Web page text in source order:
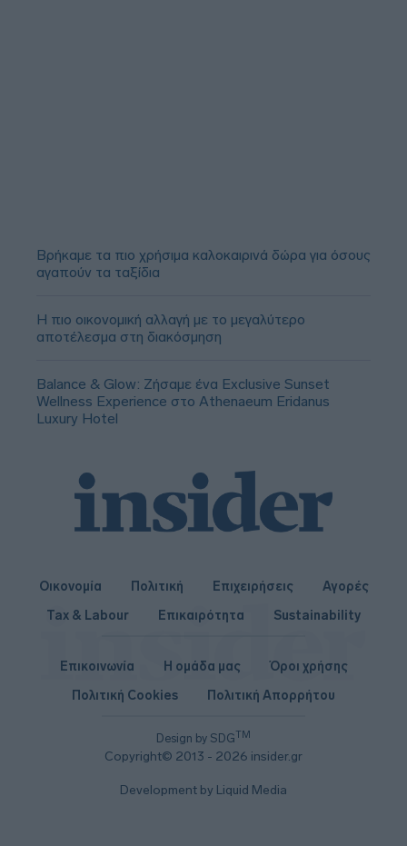
Βρήκαμε τα πιο χρήσιμα καλοκαιρινά δώρα για όσους
αγαπούν τα ταξίδια
Η πιο οικονομική αλλαγή με το μεγαλύτερο
αποτέλεσμα στη διακόσμηση
Balance & Glow: Ζήσαμε ένα Exclusive Sunset
Wellness Experience στο Athenaeum Eridanus
Luxury Hotel
Οικονομία Πολιτική Επιχειρήσεις
Αγορές
Tax & Labour
Επικαιρότητα Sustainability
Design by SDGTM
Copyright© 2013 - 2026 insider.gr
Επικοινωνία Η ομάδα μας
Όροι χρήσης
Πολιτική Cookies
Πολιτική Απορρήτου
Development by Liquid Media